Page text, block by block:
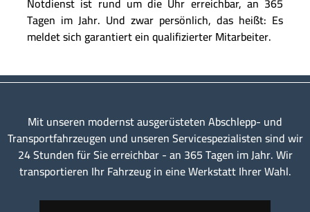
Tagen im Jahr. Und zwar persönlich, das heißt: Es
meldet sich garantiert ein qualifizierter Mitarbeiter.
Mit unseren modernst ausgerüsteten Abschlepp- und
Transportfahrzeugen und unseren Servicespezialisten sind wir
24 Stunden für Sie erreichbar - an 365 Tagen im Jahr. Wir
transportieren Ihr Fahrzeug in eine Werkstatt Ihrer Wahl.